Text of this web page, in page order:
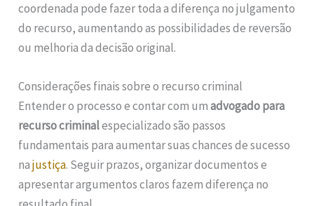
coordenada pode fazer toda a diferença no julgamento
do recurso, aumentando as possibilidades de reversão
ou melhoria da decisão original.
Considerações finais sobre o recurso criminal
Entender o processo e contar com umadvogado para
recurso criminalespecializado são passos
fundamentais para aumentar suas chances de sucesso
najustiça. Seguir prazos, organizar documentos e
apresentar argumentos claros fazem diferença no